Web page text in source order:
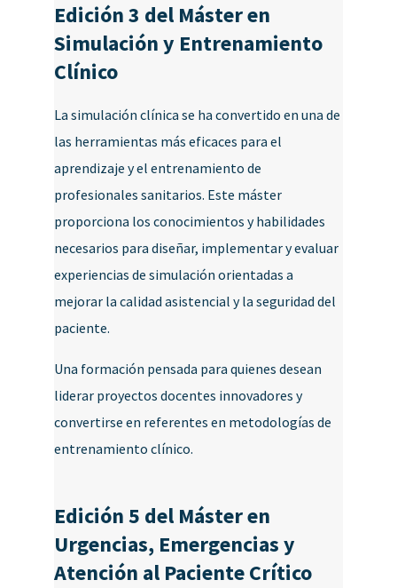
Edición 3 del Máster en
Simulación y Entrenamiento
Clínico
La simulación clínica se ha convertido en una de
las herramientas más eficaces para el
aprendizaje y el entrenamiento de
profesionales sanitarios. Este máster
proporciona los conocimientos y habilidades
necesarios para diseñar, implementar y evaluar
experiencias de simulación orientadas a
mejorar la calidad asistencial y la seguridad del
paciente.
Una formación pensada para quienes desean
liderar proyectos docentes innovadores y
convertirse en referentes en metodologías de
entrenamiento clínico.
Edición 5 del Máster en
Urgencias, Emergencias y
Atención al Paciente Crítico